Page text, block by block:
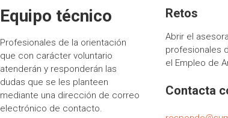
Equipo técnico
Profesionales de la orientación
que con carácter voluntario
atenderán y responderán las
dudas que se les planteen
mediante una dirección de correo
electrónico de contacto.
Retos
Abrir el
profesionales
el Empleo de
Contacta